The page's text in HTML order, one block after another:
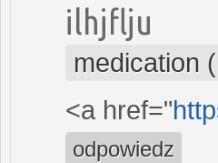
ilhjflju
medication
<a href="
odpowiedz